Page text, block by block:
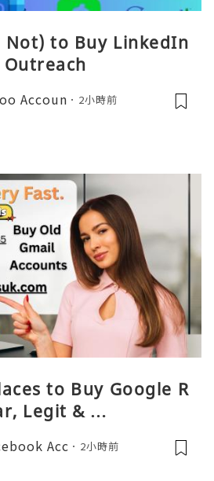
Not) to Buy LinkedIn
Accoun 2小時前
to Buy Google R
Legit & …
Acc 2小時前